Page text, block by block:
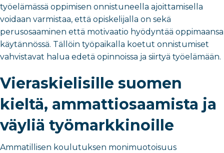
työelämässä oppimisen onnistuneella ajoittamisella
voidaan varmistaa, että opiskelijalla on sekä
perusosaaminen että motivaatio hyödyntää oppimaansa
käytännössä. Tällöin työpaikalla koetut onnistumiset
vahvistavat halua edetä opinnoissa ja siirtyä työelämään.
Vieraskielisille suomen
kieltä, ammattiosaamista ja
väyliä työmarkkinoille
Ammatillisen koulutuksen monimuotoisuus